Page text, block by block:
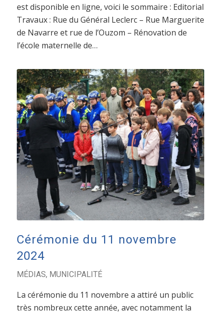
est disponible en ligne, voici le sommaire : Editorial
Travaux : Rue du Général Leclerc – Rue Marguerite
de Navarre et rue de l’Ouzom – Rénovation de
l’école maternelle de…
Cérémonie du 11 novembre
2024
MÉDIAS, MUNICIPALITÉ
La cérémonie du 11 novembre a attiré un public
très nombreux cette année, avec notamment la